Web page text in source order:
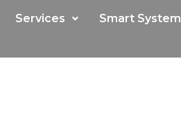
Services Smart System